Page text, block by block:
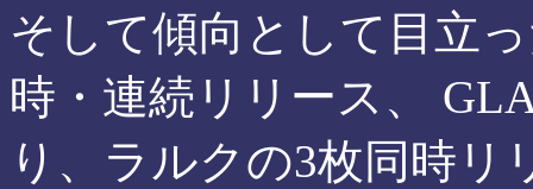
そして傾向として目立
時・連続リリース、
り、ラルクの3枚同時リ